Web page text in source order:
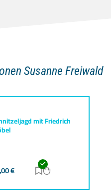
Susanne Freiwald
mit Friedrich
€ Zur Merkliste